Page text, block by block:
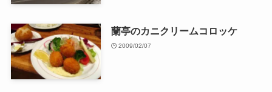
蘭亭のカニクリームコロッケ
2009/02/07